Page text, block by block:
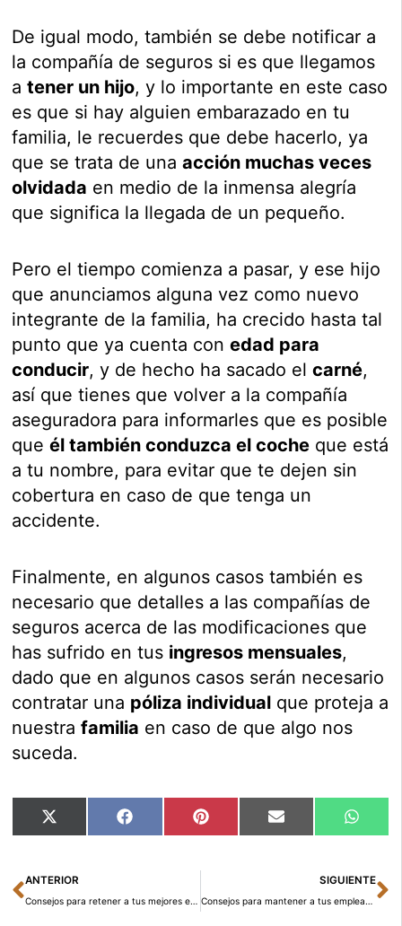
De igual modo, también se debe notificar a
la compañía de seguros si es que llegamos
atener un hijo, y lo importante en este caso
es que si hay alguien embarazado en tu
familia, le recuerdes que debe hacerlo, ya
que se trata de unaacción muchas veces
olvidada en medio de la inmensa alegría
que significa la llegada de un pequeño.
Pero el tiempo comienza a pasar, y ese hijo
que anunciamos alguna vez como nuevo
integrante de la familia, ha crecido hasta tal
punto que ya cuenta conedad para
conducir, y de hecho ha sacado elcarné,
así que tienes que volver a la compañía
aseguradora para informarles que es posible
queél también conduzca el coche que está
a tu nombre, para evitar que te dejen sin
cobertura en caso de que tenga un
accidente.
Finalmente, en algunos casos también es
necesario que detalles a las compañías de
seguros acerca de las modificaciones que
has sufrido en tus ingresos mensuales,
dado que en algunos casos serán necesario
contratar una póliza individual que proteja a
nuestrafamilia en caso de que algo nos
suceda.
Compartir
en
X
(Twitter)
Compartir
en
Facebook Compartir
en
Pinterest Compartir
en
Email
en
Ant
ANTERIOR
Consejos para retener a tus mejores empleados
SIGUIENTE
Consejos para mantener a tus empleados motivados